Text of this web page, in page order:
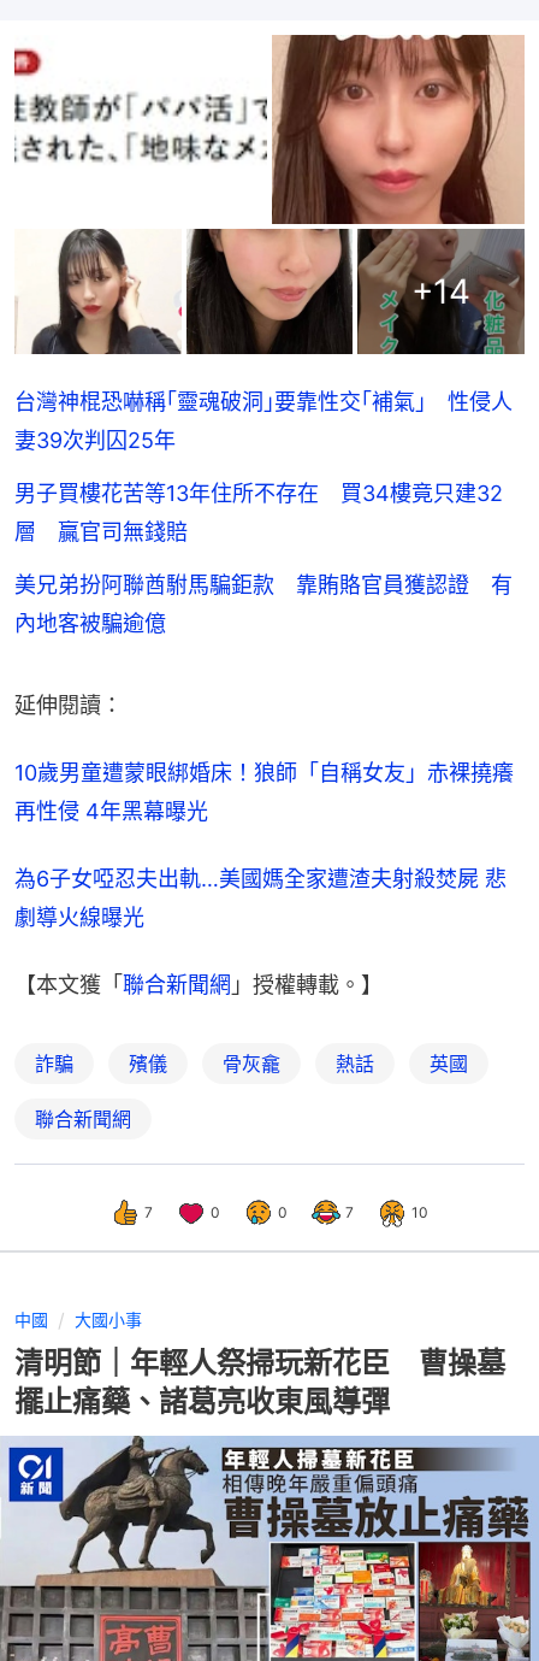
+14
台灣神棍恐嚇稱｢靈魂破洞｣要靠性交｢補氣｣ 性侵人
妻39次判囚25年
男子買樓花苦等13年住所不存在 買34樓竟只建32
層 贏官司無錢賠
美兄弟扮阿聯酋駙馬騙鉅款 靠賄賂官員獲認證 有
內地客被騙逾億
延伸閱讀：
10歲男童遭蒙眼綁婚床！狼師「自稱女友」赤裸撓癢
再性侵 4年黑幕曝光
為6子女啞忍夫出軌…美國媽全家遭渣夫射殺焚屍 悲
劇導火線曝光
【本文獲「 聯合新聞網 」授權轉載。】
詐騙 殯儀 骨灰龕 熱話 英國
聯合新聞網
7 0 0 7 10
中國 大國小事
清明節｜年輕人祭掃玩新花臣 曹操墓
擺止痛藥、諸葛亮收東風導彈